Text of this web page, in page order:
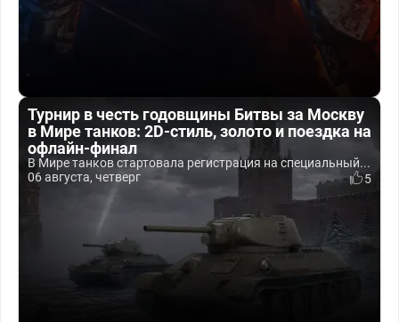
Турнир в честь годовщины Битвы за Москву
в Мире танков: 2D-стиль, золото и поездка на
офлайн-финал
В Мире танков стартовала регистрация на специальный...
06 августа, четверг
5